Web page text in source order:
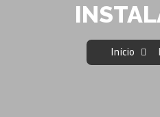
Início